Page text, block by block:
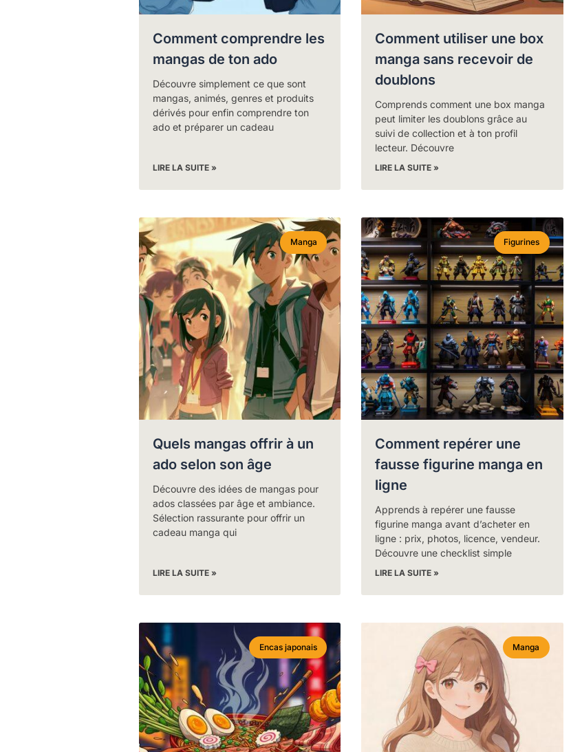
Comment comprendre les
mangas de ton ado
Découvre simplement ce que sont
mangas, animés, genres et produits
dérivés pour enfin comprendre ton
ado et préparer un cadeau
LIRE LA SUITE »
Comment utiliser une box
manga sans recevoir de
doublons
Comprends comment une box manga
peut limiter les doublons grâce au
suivi de collection et à ton profil
lecteur. Découvre
LIRE LA SUITE »
Manga
Quels mangas offrir à un
ado selon son âge
Découvre des idées de mangas pour
ados classées par âge et ambiance.
Sélection rassurante pour offrir un
cadeau manga qui
LIRE LA SUITE »
Figurines
Comment repérer une
fausse figurine manga en
ligne
Apprends à repérer une fausse
figurine manga avant d’acheter en
ligne : prix, photos, licence, vendeur.
Découvre une checklist simple
LIRE LA SUITE »
Encas japonais Manga